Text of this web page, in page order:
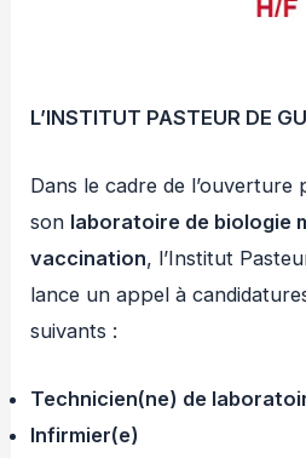
L’INSTITUT PASTEUR DE
Dans le cadre de l’ouverture
son laboratoire de biologie
vaccination, l’Institut
lance un appel à
suivants :
Technicien(ne) de
Infirmier(e)